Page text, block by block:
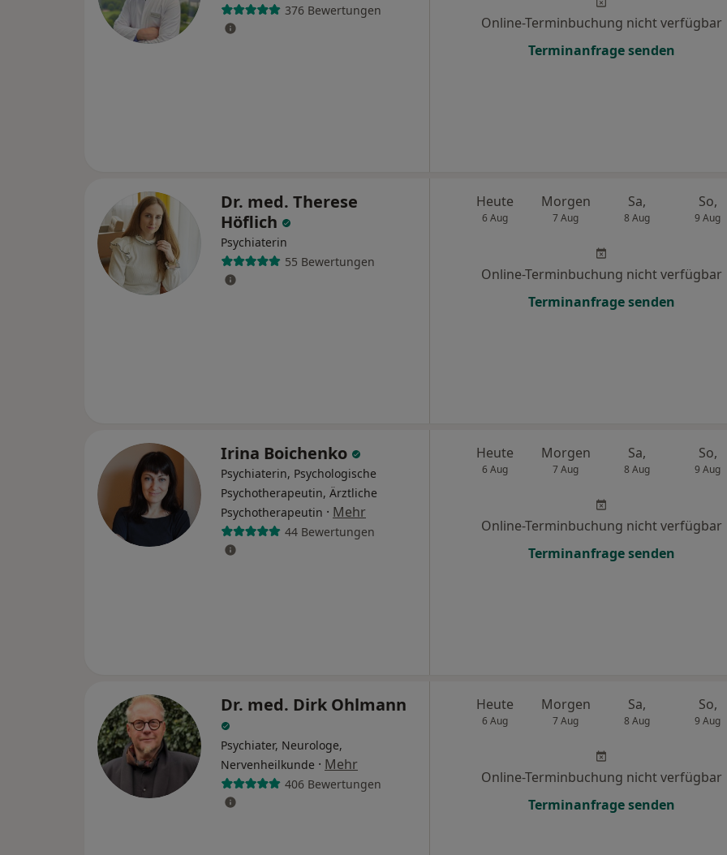
376 Bewertungen
Online-Terminbuchung nicht verfügbar
Terminanfrage senden
Dr. med. Therese
Höflich
Psychiaterin
55 Bewertungen
Heute
6 Aug
Morgen
7 Aug
Sa,
8 Aug
So,
9 Aug
Online-Terminbuchung nicht verfügbar
Terminanfrage senden
Irina Boichenko
Psychiaterin, Psychologische
Psychotherapeutin, Ärztliche
Psychotherapeutin · Mehr
44 Bewertungen
Heute
6 Aug
Morgen
7 Aug
Sa,
8 Aug
So,
9 Aug
Online-Terminbuchung nicht verfügbar
Terminanfrage senden
Dr. med. Dirk Ohlmann
Psychiater, Neurologe,
Nervenheilkunde · Mehr
406 Bewertungen
Heute
6 Aug
Morgen
7 Aug
Sa,
8 Aug
So,
9 Aug
Online-Terminbuchung nicht verfügbar
Terminanfrage senden